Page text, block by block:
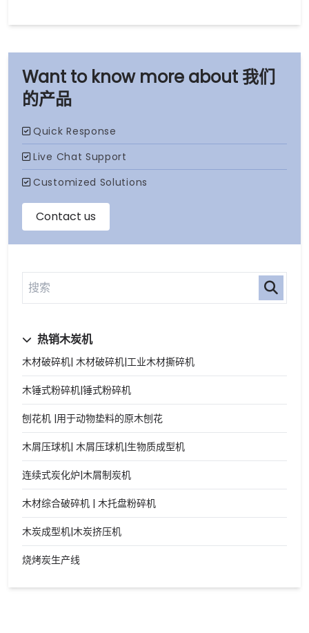
我们
的产品
热销木炭机
木材破碎机| 木材破碎机|工业木材撕碎机
木锤式粉碎机|锤式粉碎机
刨花机 |用于动物垫料的原木刨花
木屑压球机| 木屑压球机|生物质成型机
连续式炭化炉|木屑制炭机
木材综合破碎机 | 木托盘粉碎机
木炭成型机|木炭挤压机
烧烤炭生产线